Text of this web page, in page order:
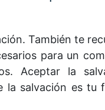
También te
para un
Aceptar la
la salvación es